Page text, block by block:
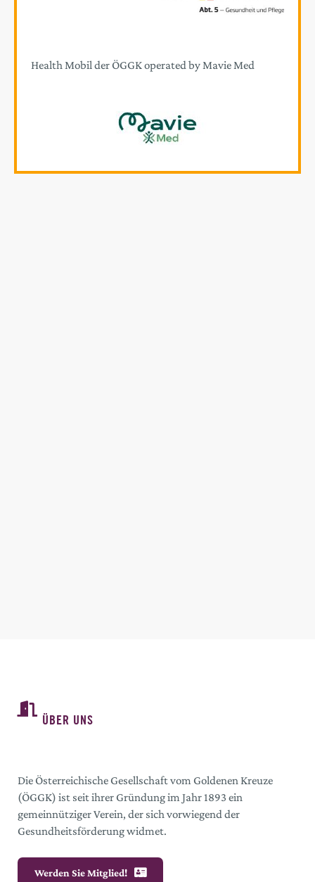
Health Mobil der ÖGGK operated by Mavie Med
ÜBER UNS
Die Österreichische Gesellschaft vom Goldenen Kreuze
(ÖGGK) ist seit ihrer Gründung im Jahr 1893 ein
gemeinnütziger Verein, der sich vorwiegend der
Gesundheitsförderung widmet.
Werden Sie Mitglied!